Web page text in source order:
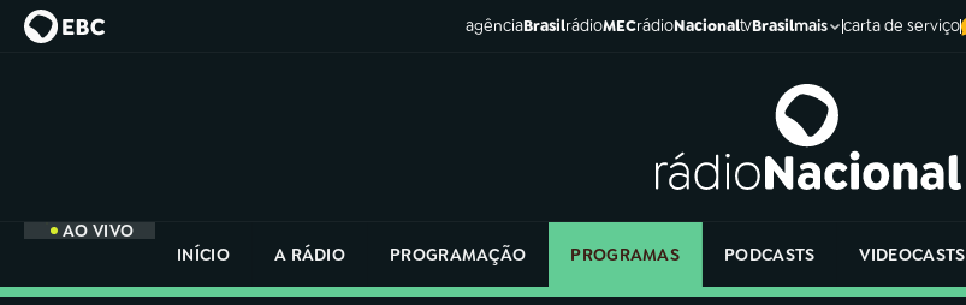
agênciaBrasilrádioMECrádioNacionaltvBrasilmais carta de serviço
AO VIVO
INÍCIO
A RÁDIO PROGRAMAÇÃO PROGRAMAS PODCASTS VIDEOCASTS